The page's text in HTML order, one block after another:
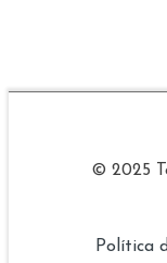
© 2025
Política